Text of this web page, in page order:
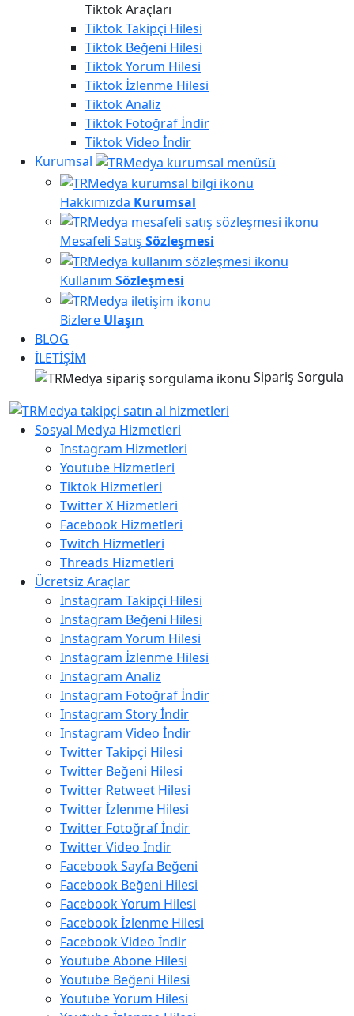
Tiktok Araçları
TiktokTakipçi Hilesi
Tiktok Beğeni Hilesi
TiktokYorum Hilesi
Tiktokİzlenme Hilesi
TiktokAnaliz
Tiktok Fotoğraf İndir
TiktokVideo İndir
Kurumsal
Hakkımızda Kurumsal
Mesafeli Satış Sözleşmesi
Kullanım Sözleşmesi
Bizlere Ulaşın
BLOG
İLETİŞİM
Sipariş Sorgula
Sosyal Medya Hizmetleri
Instagram Hizmetleri
Youtube Hizmetleri
Tiktok Hizmetleri
Twitter X Hizmetleri
Facebook Hizmetleri
Twitch Hizmetleri
Threads Hizmetleri
Ücretsiz Araçlar
Instagram Takipçi Hilesi
Instagram Beğeni Hilesi
Instagram Yorum Hilesi
Instagram İzlenme Hilesi
Instagram Analiz
Instagram Fotoğraf İndir
Instagram Story İndir
Instagram Video İndir
Twitter Takipçi Hilesi
Twitter Beğeni Hilesi
Twitter Retweet Hilesi
Twitter İzlenme Hilesi
Twitter Fotoğraf İndir
Twitter Video İndir
Facebook Sayfa Beğeni
Facebook Beğeni Hilesi
Facebook Yorum Hilesi
Facebook İzlenme Hilesi
Facebook Video İndir
Youtube Abone Hilesi
Youtube Beğeni Hilesi
Youtube Yorum Hilesi